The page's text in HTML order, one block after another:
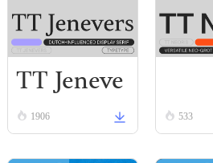
TT Jeneve
rs Regular
1906 533